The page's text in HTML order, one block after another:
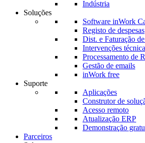
Indústria
Soluções
Software inWork
Registo de despesas
Dist. e Faturação
Intervenções
Processamento de
Gestão de emails
inWork free
Suporte
Aplicações
Construtor de
Acesso remoto
Atualização ERP
Demonstração
Parceiros